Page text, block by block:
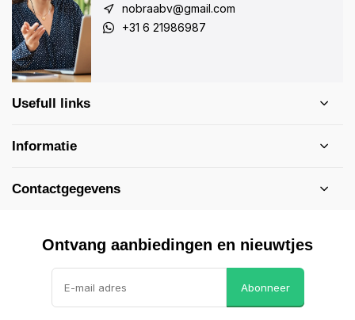
nobraabv@gmail.com
+31 6 21986987
Usefull links
Informatie
Contactgegevens
Ontvang aanbiedingen en nieuwtjes
Abonneer